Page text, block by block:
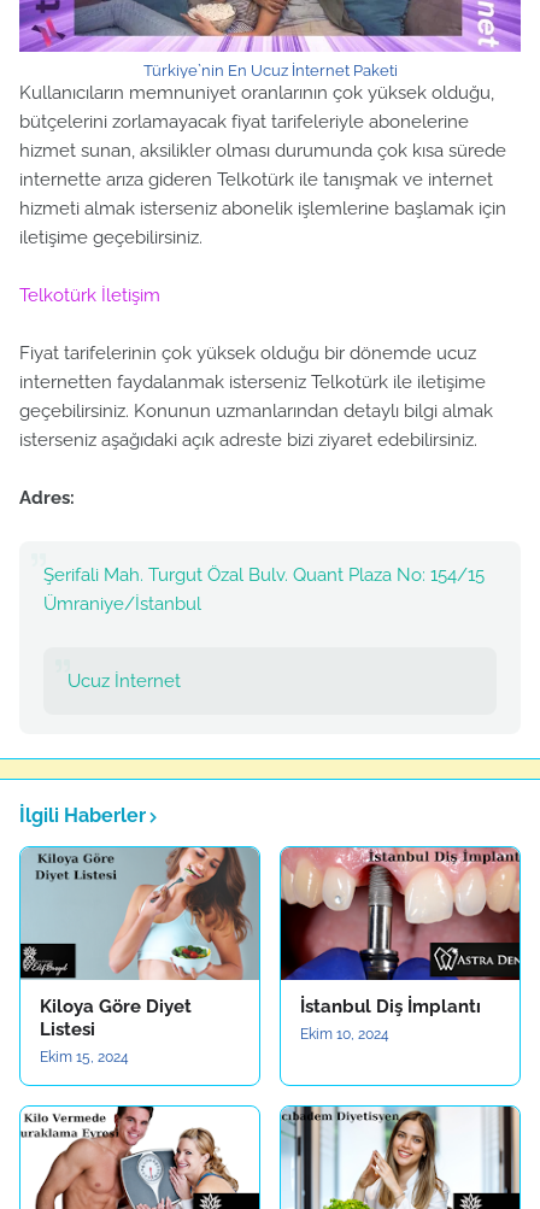
Türkiye`nin En Ucuz İnternet Paketi
Kullanıcıların memnuniyet oranlarının çok yüksek olduğu,
bütçelerini zorlamayacak fiyat tarifeleriyle abonelerine
hizmet sunan, aksilikler olması durumunda çok kısa sürede
internette arıza gideren Telkotürk ile tanışmak ve internet
hizmeti almak isterseniz abonelik işlemlerine başlamak için
iletişime geçebilirsiniz.
Telkotürk İletişim
Fiyat tarifelerinin çok yüksek olduğu bir dönemde ucuz
internetten faydalanmak isterseniz Telkotürk ile iletişime
geçebilirsiniz. Konunun uzmanlarından detaylı bilgi almak
isterseniz aşağıdaki açık adreste bizi ziyaret edebilirsiniz.
Adres:
Şerifali Mah. Turgut Özal Bulv. Quant Plaza No: 154/15
Ümraniye/İstanbul
Ucuz İnternet
İlgili Haberler
Kiloya Göre Diyet
Listesi
Ekim 15, 2024
İstanbul Diş İmplantı
Ekim 10, 2024